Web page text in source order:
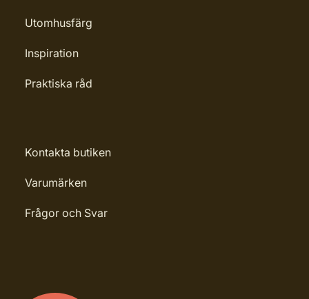
Utomhusfärg
Inspiration
Praktiska råd
Kontakta butiken
Varumärken
Frågor och Svar